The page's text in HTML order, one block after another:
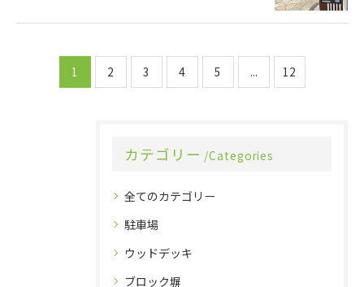
1 2 3 4 5 ... 12
カテゴリー Categories
全てのカテゴリー
駐車場
ウッドデッキ
ブロック塀